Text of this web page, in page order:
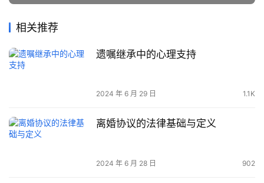
相关推荐
遗嘱继承中的心理支持
2024 年 6 月 29 日 1.1K
离婚协议的法律基础与定义
2024 年 6 月 28 日 902